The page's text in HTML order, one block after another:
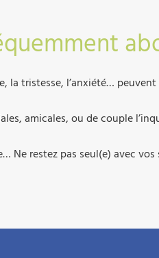
la tristesse, l’anxiété…
amicales, ou de couple
Ne restez pas seul(e) avec